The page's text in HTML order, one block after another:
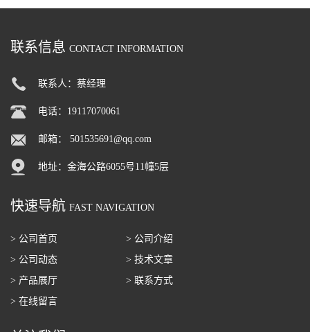
联系信息 CONTACT INFORMATION
联系人：蔡经理
电话：19117070061
邮箱： 501535691@qq.com
地址：金海公路6055号11幢5层
快速导航 FAST NAVIGATION
> 公司首页
> 公司介绍
> 公司动态
> 技术文章
> 产品展厅
> 联系方式
> 在线留言